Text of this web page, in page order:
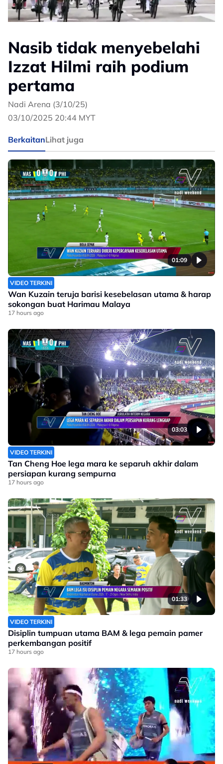
Nasib tidak menyebelahi
Izzat Hilmi raih podium
pertama
Nadi Arena (3/10/25)
03/10/2025 20:44 MYT
BerkaitanLihat juga
01:09
VIDEO TERKINI
Wan Kuzain teruja barisi kesebelasan utama & harap
sokongan buat Harimau Malaya
17 hours ago
03:03
VIDEO TERKINI
Tan Cheng Hoe lega mara ke separuh akhir dalam
persiapan kurang sempurna
17 hours ago
01:33
VIDEO TERKINI
Disiplin tumpuan utama BAM & lega pemain pamer
perkembangan positif
17 hours ago